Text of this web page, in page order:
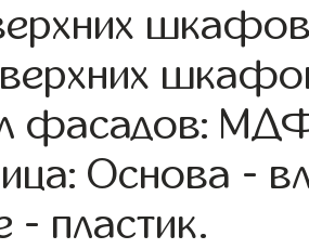
фасадов:
Основа -
- пластик.